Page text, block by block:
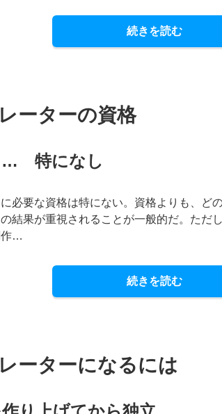
続きを読む
ーターの資格
… 特になし
必要な資格は特にない。資格よりも、ど
結果が重視されることが一般的だ。ただ
作…
続きを読む
ーターになるには